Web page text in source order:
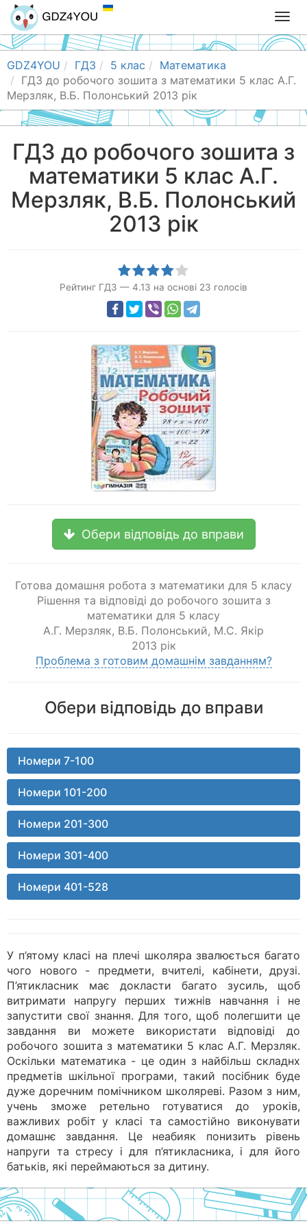
T
o
g
l
n
a
t
GDZ4YOU ГДЗ 5 клас
Математика
ГДЗ до робочого зошита з математики 5 клас А.Г.
Мерзляк, В.Б. Полонський 2013 рік
ГДЗ до робочого зошита з
математики 5 клас А.Г.
Мерзляк, В.Б. Полонський
2013 рік
Рейтинг ГДЗ — 4.13 на основі 23 голосів
Обери відповідь до вправи
Готова домашня робота з математики для 5 класу
Рішення та відповіді до робочого зошита з
математики для 5 класу
А.Г. Мерзляк, В.Б. Полонський, М.С. Якір
2013 рік
Проблема з готовим домашнім завданням?
Обери відповідь до вправи
Номери 7-100
Номери 101-200
Номери 201-300
Номери 301-400
Номери 401-528
У п’ятому класі на плечі школяра звалюється багато
чого нового - предмети, вчителі, кабінети, друзі.
П’ятикласник має докласти багато зусиль, щоб
витримати напругу перших тижнів навчання і не
запустити свої знання. Для того, щоб полегшити це
завдання ви можете використати відповіді до
робочого зошита з математики 5 клас А.Г. Мерзляк.
Оскільки математика - це один з найбільш складнх
предметів шкільної програми, такий посібник буде
дуже доречним помічником школяреві. Разом з ним,
учень зможе ретельно готуватися до уроків,
важливих робіт у класі та самостійно виконувати
домашнє завдання. Це неабияк понизить рівень
напруги та стресу і для п’ятикласника, і для його
батьків, які переймаються за дитину.